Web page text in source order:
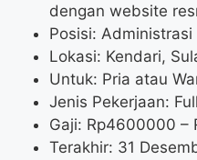
dengan website
Posisi: Administrasi
Lokasi: Kendari,
Untuk: Pria atau
Jenis Pekerjaan:
Gaji: Rp4600000 –
Terakhir: 31